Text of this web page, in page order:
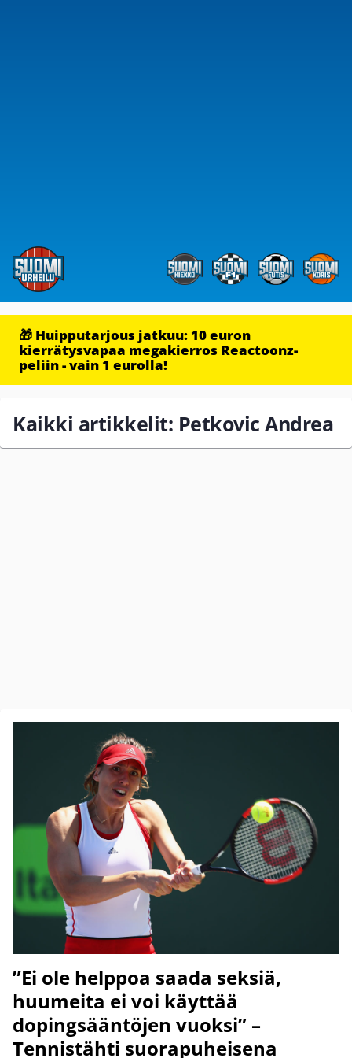
🎁 Huipputarjous jatkuu: 10 euron
kierrätysvapaa megakierros Reactoonz-
peliin - vain 1 eurolla!
Kaikki artikkelit: Petkovic Andrea
”Ei ole helppoa saada seksiä,
huumeita ei voi käyttää
dopingsääntöjen vuoksi” –
Tennistähti suorapuheisena